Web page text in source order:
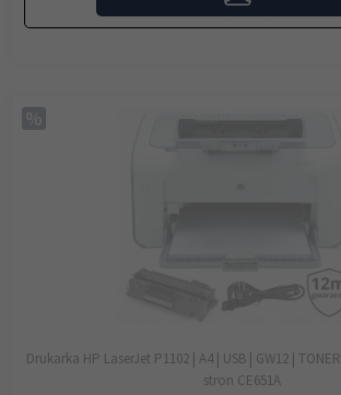
699,00PLN
Drukarka HP LaserJet P1102 | A4 | USB | GW12 |
stron CE651A